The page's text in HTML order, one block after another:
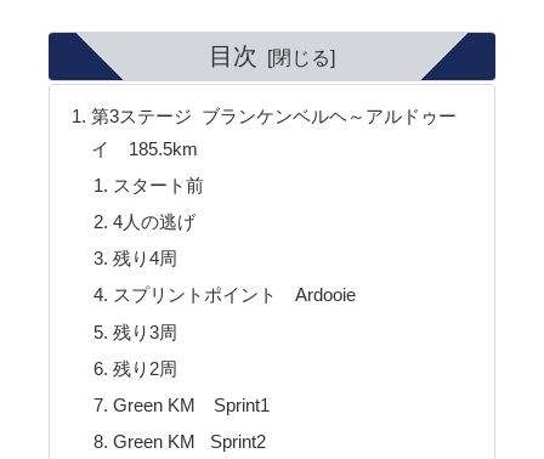
目次
第3ステージ ブランケンベルヘ～アルドゥー
イ 185.5km
スタート前
4人の逃げ
残り4周
スプリントポイント Ardooie
残り3周
残り2周
Green KM Sprint1
Green KM Sprint2